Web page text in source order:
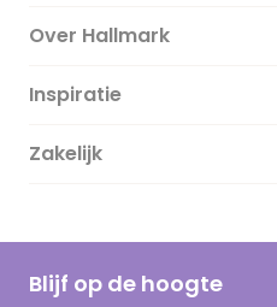
Over Hallmark
Over ons
Duurzaamheid
Hallmark Kaartclub
Inspiratie
Magazine
Cadeau inspiratie
Op kamp gedichten en versjes
Zakelijk
Blijf op de hoogte